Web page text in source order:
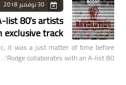
30 نوفمبر 2018
list 80’s artists
exclusive track!
it was a just matter of time before
Rodge collaborates with an A-list 80’…